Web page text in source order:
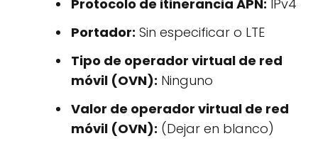
Protocolo de itinerancia APN: IPv4
Portador: Sin especificar o LTE
Tipo de operador virtual de red
móvil (OVN): Ninguno
Valor de operador virtual de red
móvil (OVN): (Dejar en blanco)